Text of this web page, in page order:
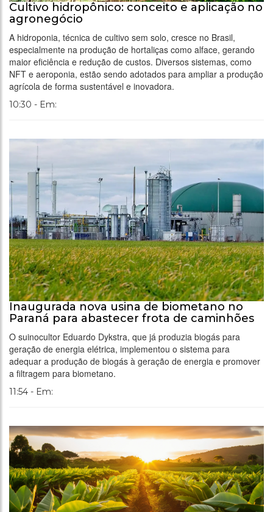
Cultivo hidropônico: conceito e aplicação no
agronegócio
A hidroponia, técnica de cultivo sem solo, cresce no Brasil,
especialmente na produção de hortaliças como alface, gerando
maior eficiência e redução de custos. Diversos sistemas, como
NFT e aeroponia, estão sendo adotados para ampliar a produção
agrícola de forma sustentável e inovadora.
10:30 - Em:
Inaugurada nova usina de biometano no
Paraná para abastecer frota de caminhões
O suinocultor Eduardo Dykstra, que já produzia biogás para
geração de energia elétrica, implementou o sistema para
adequar a produção de biogás à geração de energia e promover
a filtragem para biometano.
11:54 - Em: